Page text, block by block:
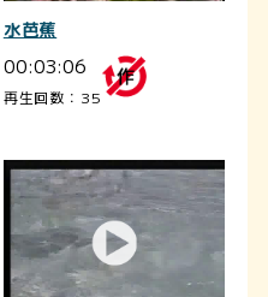
水芭蕉
00:03:06
再生回数：35